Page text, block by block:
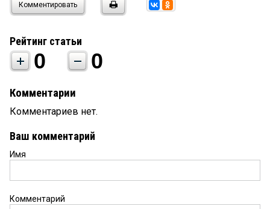
Комментировать
Рейтинг статьи
0 0
Комментарии
Комментариев нет.
Ваш комментарий
Имя
Комментарий